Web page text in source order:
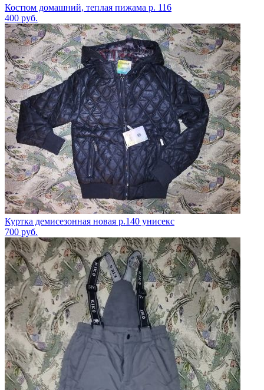
Костюм домашний, теплая пижама р. 116
400 руб.
Куртка демисезонная новая р.140 унисекс
700 руб.